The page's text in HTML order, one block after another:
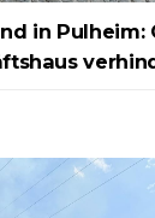
in Pulheim: